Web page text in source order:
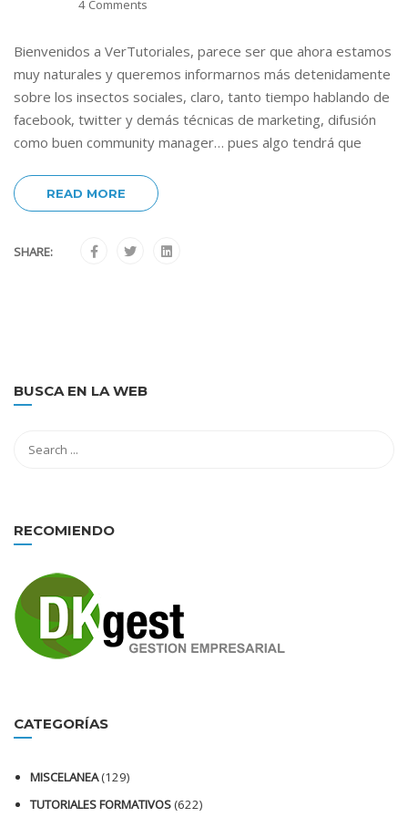
4 Comments
Bienvenidos a VerTutoriales, parece ser que ahora estamos
muy naturales y queremos informarnos más detenidamente
sobre los insectos sociales, claro, tanto tiempo hablando de
facebook, twitter y demás técnicas de marketing, difusión
como buen community manager… pues algo tendrá que
READ MORE
SHARE:
BUSCA EN LA WEB
RECOMIENDO
CATEGORÍAS
MISCELANEA(129)
TUTORIALES FORMATIVOS(622)